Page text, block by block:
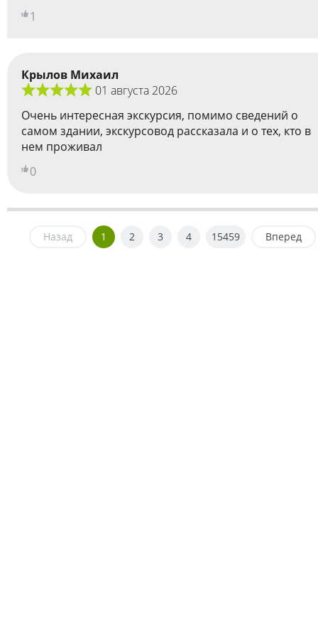
1
Крылов Михаил
01 августа 2026
Очень интересная экскурсия, помимо сведений о
самом здании, экскурсовод рассказала и о тех, кто в
нем проживал
0
Назад 1 2 3 4 15459 Вперед